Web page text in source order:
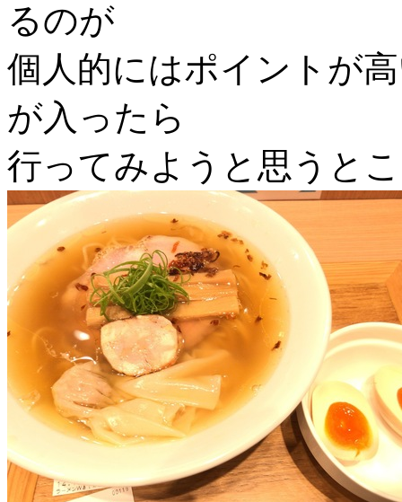
るのが
個人的にはポイントが
が入ったら
行ってみようと思うと